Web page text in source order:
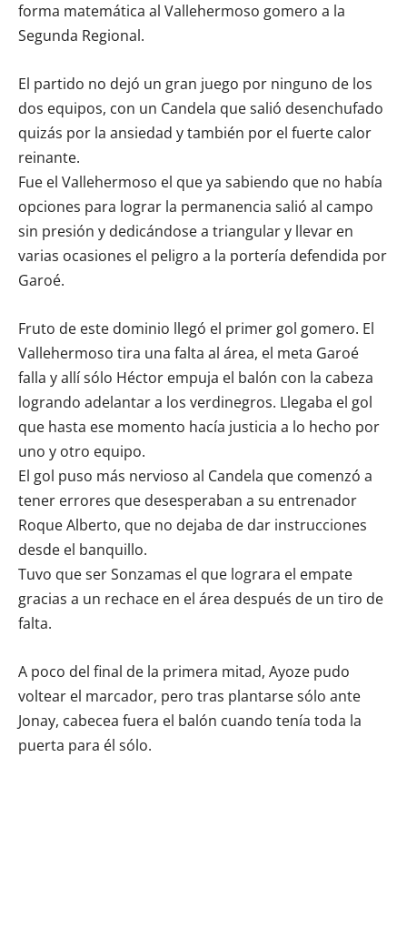
forma matemática al Vallehermoso gomero a la
Segunda Regional.
El partido no dejó un gran juego por ninguno de los
dos equipos, con un Candela que salió desenchufado
quizás por la ansiedad y también por el fuerte calor
reinante.
Fue el Vallehermoso el que ya sabiendo que no había
opciones para lograr la permanencia salió al campo
sin presión y dedicándose a triangular y llevar en
varias ocasiones el peligro a la portería defendida por
Garoé.
Fruto de este dominio llegó el primer gol gomero. El
Vallehermoso tira una falta al área, el meta Garoé
falla y allí sólo Héctor empuja el balón con la cabeza
logrando adelantar a los verdinegros. Llegaba el gol
que hasta ese momento hacía justicia a lo hecho por
uno y otro equipo.
El gol puso más nervioso al Candela que comenzó a
tener errores que desesperaban a su entrenador
Roque Alberto, que no dejaba de dar instrucciones
desde el banquillo.
Tuvo que ser Sonzamas el que lograra el empate
gracias a un rechace en el área después de un tiro de
falta.
A poco del final de la primera mitad, Ayoze pudo
voltear el marcador, pero tras plantarse sólo ante
Jonay, cabecea fuera el balón cuando tenía toda la
puerta para él sólo.